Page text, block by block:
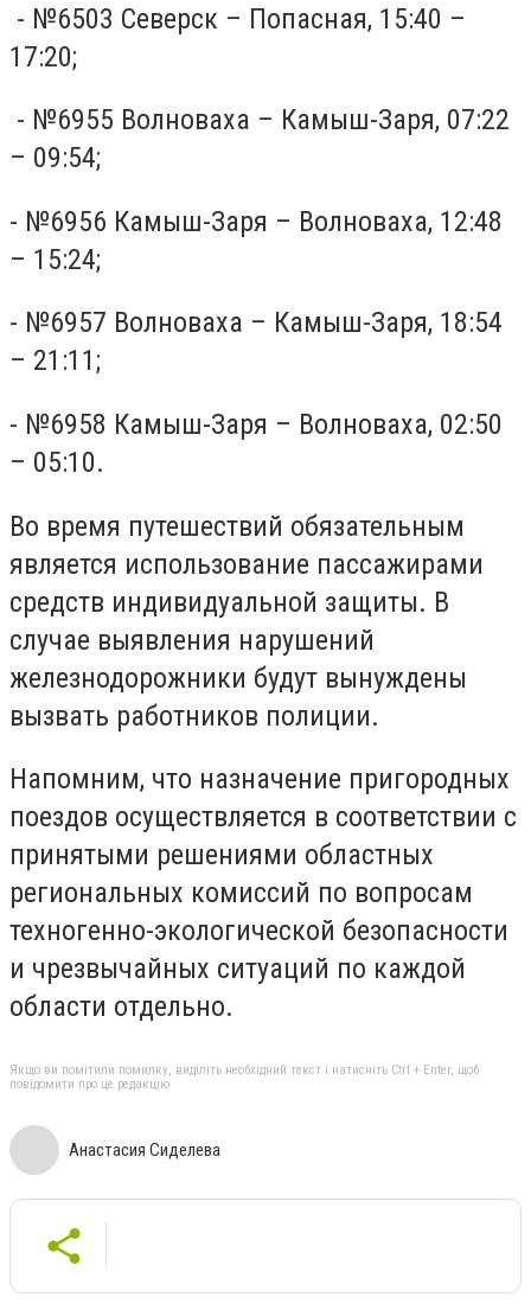
- №6503 Северск – Попасная, 15:40 –
17:20;
- №6955 Волноваха – Камыш-Заря, 07:22
– 09:54;
- №6956 Камыш-Заря – Волноваха, 12:48
– 15:24;
- №6957 Волноваха – Камыш-Заря, 18:54
– 21:11;
- №6958 Камыш-Заря – Волноваха, 02:50
– 05:10.
Во время путешествий обязательным
является использование пассажирами
средств индивидуальной защиты. В
случае выявления нарушений
железнодорожники будут вынуждены
вызвать работников полиции.
Напомним, что назначение пригородных
поездов осуществляется в соответствии с
принятыми решениями областных
региональных комиссий по вопросам
техногенно-экологической безопасности
и чрезвычайных ситуаций по каждой
области отдельно.
Якщо ви помітили помилку, виділіть необхідний текст і натисніть Ctrl + Enter, щоб
повідомити про це редакцію
Анастасия Сиделева